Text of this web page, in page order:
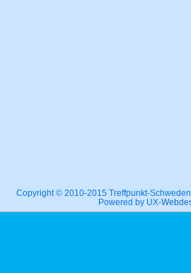
Copyright © 2010-2015 Treffpunkt-
Powered by UX-